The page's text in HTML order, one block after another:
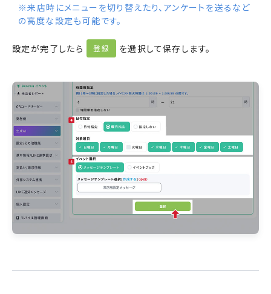
※来店時にメニューを切り替えたり、アンケートを送るなど
の高度な設定も可能です。
設定が完了したら 登録 を選択して保存します。